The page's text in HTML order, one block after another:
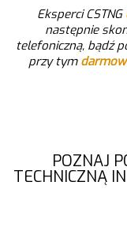
Eksperci CSTNG
następnie
telefoniczną, bądź
przy tym
POZNAJ
TECHNICZNĄ